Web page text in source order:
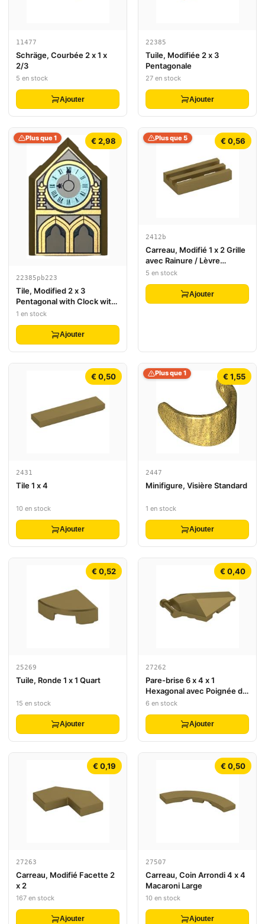
11477
Schräge, Courbée 2 x 1 x
2/3
5 en stock
Ajouter
22385
Tuile, Modifiée 2 x 3
Pentagonale
27 en stock
Ajouter
€ 2,98
Plus que 1
22385pb223
Tile, Modified 2 x 3
Pentagonal with Clock with
Metallic Light Blue Face,
Arches Pattern
1 en stock
Ajouter
€ 0,56
Plus que 5
2412b
Carreau, Modifié 1 x 2 Grille
avec Rainure / Lèvre
Inférieure
5 en stock
Ajouter
€ 0,50
2431
Tile 1 x 4
10 en stock
Ajouter
€ 1,55
Plus que 1
2447
Minifigure, Visière Standard
1 en stock
Ajouter
€ 0,52
25269
Tuile, Ronde 1 x 1 Quart
15 en stock
Ajouter
€ 0,40
27262
Pare-brise 6 x 4 x 1
Hexagonal avec Poignée de
Barre
6 en stock
Ajouter
€ 0,19
27263
Carreau, Modifié Facette 2
x 2
167 en stock
Ajouter
€ 0,50
27507
Carreau, Coin Arrondi 4 x 4
Macaroni Large
10 en stock
Ajouter